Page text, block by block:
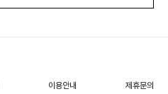
이용안내 제휴문의